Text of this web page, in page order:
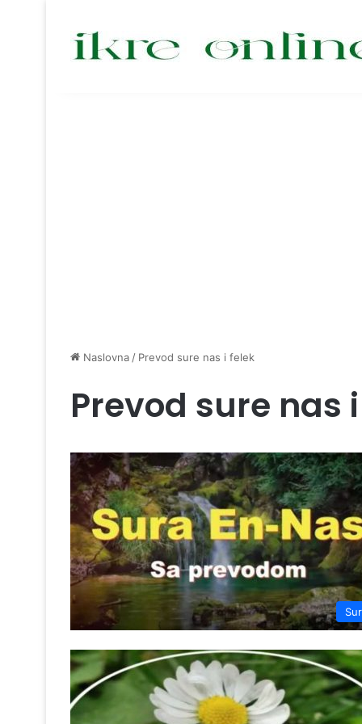
Naslovna / Prevod sure nas i felek
Prevod sure nas